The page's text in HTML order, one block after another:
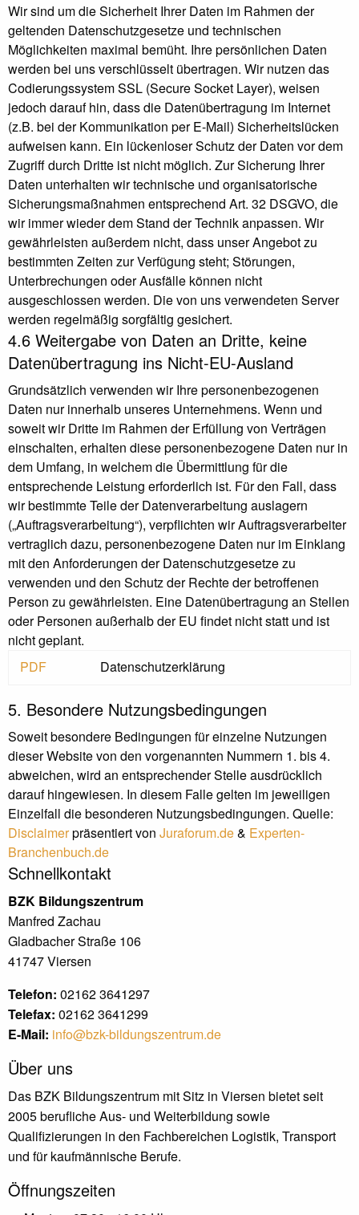
Wir sind um die Sicherheit Ihrer Daten im Rahmen der
geltenden Datenschutzgesetze und technischen
Möglichkeiten maximal bemüht. Ihre persönlichen Daten
werden bei uns verschlüsselt übertragen. Wir nutzen das
Codierungssystem SSL (Secure Socket Layer), weisen
jedoch darauf hin, dass die Datenübertragung im Internet
(z.B. bei der Kommunikation per E-Mail) Sicherheitslücken
aufweisen kann. Ein lückenloser Schutz der Daten vor dem
Zugriff durch Dritte ist nicht möglich. Zur Sicherung Ihrer
Daten unterhalten wir technische und organisatorische
Sicherungsmaßnahmen entsprechend Art. 32 DSGVO, die
wir immer wieder dem Stand der Technik anpassen. Wir
gewährleisten außerdem nicht, dass unser Angebot zu
bestimmten Zeiten zur Verfügung steht; Störungen,
Unterbrechungen oder Ausfälle können nicht
ausgeschlossen werden. Die von uns verwendeten Server
werden regelmäßig sorgfältig gesichert.
4.6 Weitergabe von Daten an Dritte, keine
Datenübertragung ins Nicht-EU-Ausland
Grundsätzlich verwenden wir Ihre personenbezogenen
Daten nur innerhalb unseres Unternehmens. Wenn und
soweit wir Dritte im Rahmen der Erfüllung von Verträgen
einschalten, erhalten diese personenbezogene Daten nur in
dem Umfang, in welchem die Übermittlung für die
entsprechende Leistung erforderlich ist. Für den Fall, dass
wir bestimmte Teile der Datenverarbeitung auslagern
(„Auftragsverarbeitung“), verpflichten wir Auftragsverarbeiter
vertraglich dazu, personenbezogene Daten nur im Einklang
mit den Anforderungen der Datenschutzgesetze zu
verwenden und den Schutz der Rechte der betroffenen
Person zu gewährleisten. Eine Datenübertragung an Stellen
oder Personen außerhalb der EU findet nicht statt und ist
nicht geplant.
PDF
Datenschutzerklärung
5. Besondere Nutzungsbedingungen
Soweit besondere Bedingungen für einzelne Nutzungen
dieser Website von den vorgenannten Nummern 1. bis 4.
abweichen, wird an entsprechender Stelle ausdrücklich
darauf hingewiesen. In diesem Falle gelten im jeweiligen
Einzelfall die besonderen Nutzungsbedingungen. Quelle:
Disclaimerpräsentiert von Juraforum.de& Experten-
Branchenbuch.de
Schnellkontakt
BZK Bildungszentrum
Manfred Zachau
Gladbacher Straße 106
41747 Viersen
Telefon: 02162 3641297
Telefax: 02162 3641299
E-Mail: info@bzk-bildungszentrum.de
Über uns
Das BZK Bildungszentrum mit Sitz in Viersen bietet seit
2005 berufliche Aus- und Weiterbildung sowie
Qualifizierungen in den Fachbereichen Logistik, Transport
und für kaufmännische Berufe.
Öffnungszeiten